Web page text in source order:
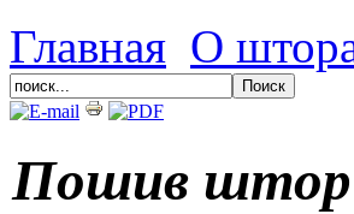
Главная О
Пошив штор